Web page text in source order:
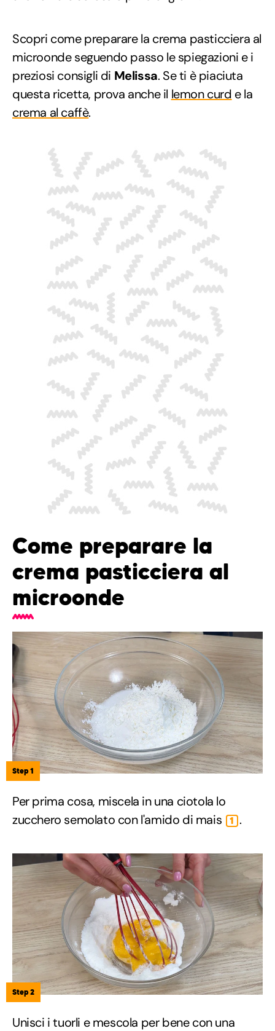
Scopri come preparare la crema pasticciera al
microonde seguendo passo le spiegazioni e i
preziosi consigli di Melissa. Se ti è piaciuta
questa ricetta, prova anche il lemon curd e la
crema al caffè.
Come preparare la
crema pasticciera al
microonde
Step 1
Per prima cosa, miscela in una ciotola lo
zucchero semolato con l'amido di mais
1 .
Step 2
Unisci i tuorli e mescola per bene con una